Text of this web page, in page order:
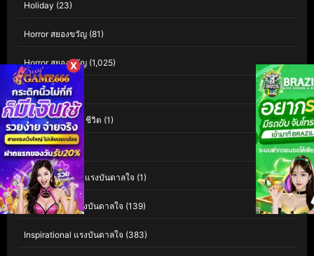
Holiday (23)
Horror สยองขวัญ (81)
Horror สยองขวัญ (1,025)
Human(32)
Human Interest ชีวิต (1)
Indie อินดี้(1)
Inspiration สร้างแรงบันดาลใจ (1)
Inspirational แรงบันดาลใจ (139)
Inspirational แรงบันดาลใจ (383)
X